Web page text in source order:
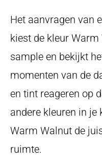
Het aanvragen van
kiest de kleur
sample en bekijkt
momenten van de
en tint reageren op
andere kleuren in je
Warm Walnut de
ruimte.